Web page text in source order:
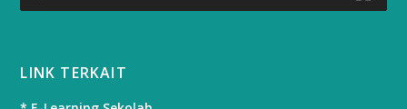
LINK TERKAIT